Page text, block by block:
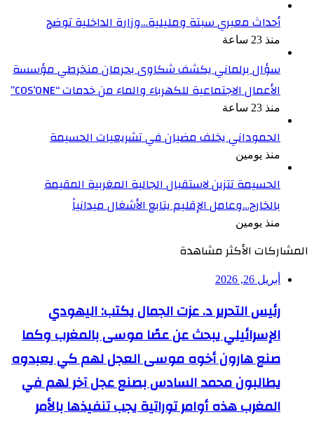
أحداث معبري سبتة ومليلية…وزارة الداخلية توضح
منذ 23 ساعة
سؤال برلماني يكشف شكاوى بحرمان منخرطي مؤسسة
الأعمال الاجتماعية للكهرباء والماء من خدمات “COS’ONE”
منذ 23 ساعة
الحموداني يخلف مضيان في تشريعيات الحسيمة
منذ يومين
الحسيمة تتزين لاستقبال الجالية المغربية المقيمة
بالخارج…وعامل الإقليم يتابع الأشغال ميدانياً
منذ يومين
المشاركات الأكثر مشاهدة
أبريل 26, 2026
رئيس التحرير د. عزت الجمال يكتب: اليهودي
الإسرائيلي يبحث عن عصًا موسى بالمغرب وكما
صنع هارون أخوه موسى العجل لهم كي يعبدوه
يطالبون محمد السادس بصنع عجل آخر لهم في
المغرب هذه أوامر توراتية يجب تنفيذها بالأمر